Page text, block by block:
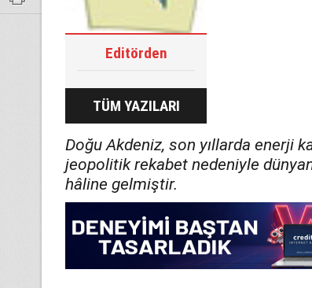
Editörden
TÜM YAZILARI
Doğu Akdeniz, son yıllarda enerji
jeopolitik rekabet nedeniyle
hâline gelmiştir.